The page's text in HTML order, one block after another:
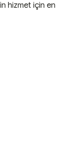
hizmet için en